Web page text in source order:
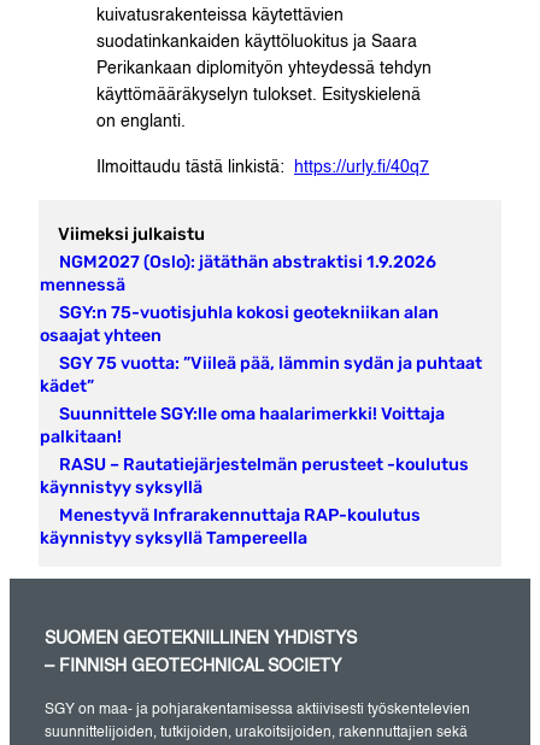
kuivatusrakenteissa käytettävien
suodatinkankaiden käyttöluokitus ja Saara
Perikankaan diplomityön yhteydessä tehdyn
käyttömääräkyselyn tulokset. Esityskielenä
on englanti.
Ilmoittaudu tästä linkistä: https://urly.fi/40q7
Viimeksi julkaistu
NGM2027 (Oslo): jätäthän abstraktisi 1.9.2026
mennessä
SGY:n 75-vuotisjuhla kokosi geotekniikan alan
osaajat yhteen
SGY 75 vuotta: ”Viileä pää, lämmin sydän ja puhtaat
kädet”
Suunnittele SGY:lle oma haalarimerkki! Voittaja
palkitaan!
RASU – Rautatiejärjestelmän perusteet -koulutus
käynnistyy syksyllä
Menestyvä Infrarakennuttaja RAP-koulutus
käynnistyy syksyllä Tampereella
SUOMEN GEOTEKNILLINEN YHDISTYS
– FINNISH GEOTECHNICAL SOCIETY
SGY on maa- ja pohjarakentamisessa aktiivisesti työskentelevien
suunnittelijoiden, tutkijoiden, urakoitsijoiden, rakennuttajien sekä